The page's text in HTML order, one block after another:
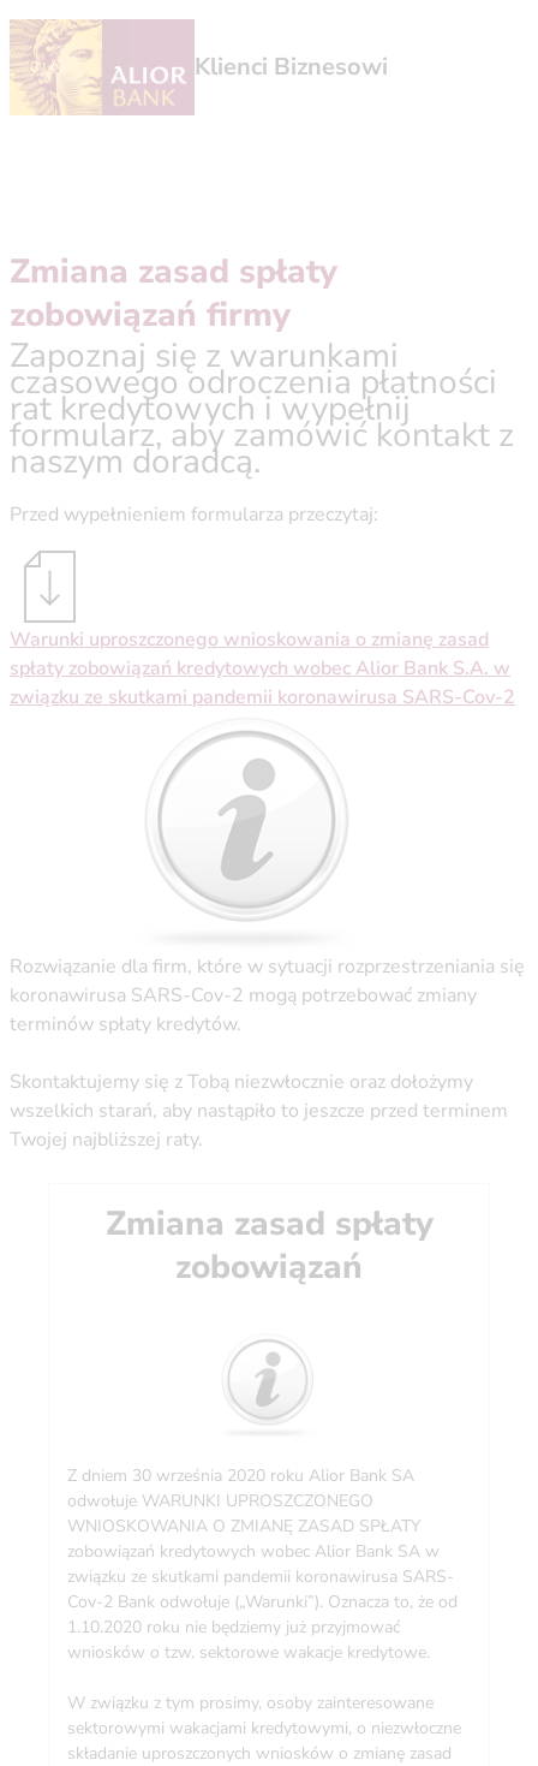
Klienci Biznesowi
Zmiana zasad spłaty
zobowiązań firmy
Zapoznaj się z warunkami
czasowego odroczenia płatności
rat kredytowych i wypełnij
formularz, aby zamówić kontakt z
naszym doradcą.
Przed wypełnieniem formularza przeczytaj:
Warunki uproszczonego wnioskowania o zmianę zasad
spłaty zobowiązań kredytowych wobec Alior Bank S.A. w
związku ze skutkami pandemii koronawirusa SARS-Cov-2
Rozwiązanie dla firm, które w sytuacji rozprzestrzeniania się
koronawirusa SARS-Cov-2 mogą potrzebować zmiany
terminów spłaty kredytów.
Skontaktujemy się z Tobą niezwłocznie oraz dołożymy
wszelkich starań, aby nastąpiło to jeszcze przed terminem
Twojej najbliższej raty.
Zmiana zasad spłaty
zobowiązań
Z dniem 30 września 2020 roku Alior Bank SA
odwołuje WARUNKI UPROSZCZONEGO
WNIOSKOWANIA O ZMIANĘ ZASAD SPŁATY
zobowiązań kredytowych wobec Alior Bank SA w
związku ze skutkami pandemii koronawirusa SARS-
Cov-2 Bank odwołuje („Warunki”). Oznacza to, że od
1.10.2020 roku nie będziemy już przyjmować
wniosków o tzw. sektorowe wakacje kredytowe.
W związku z tym prosimy, osoby zainteresowane
sektorowymi wakacjami kredytowymi, o niezwłoczne
składanie uproszczonych wniosków o zmianę zasad